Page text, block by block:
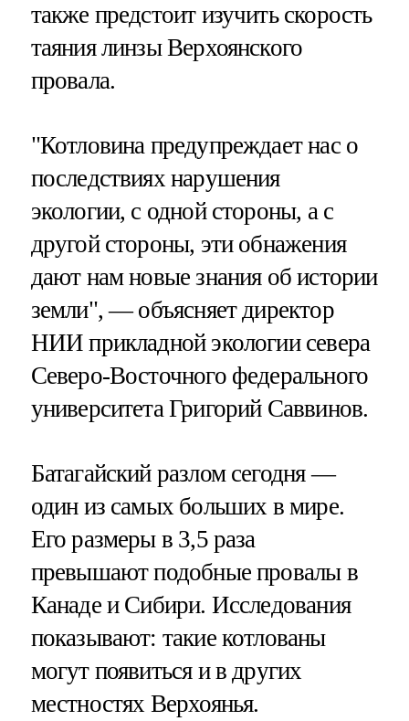
также предстоит изучить скорость
таяния линзы Верхоянского
провала.
"Котловина предупреждает нас о
последствиях нарушения
экологии, с одной стороны, а с
другой стороны, эти обнажения
дают нам новые знания об истории
земли", — объясняет директор
НИИ прикладной экологии севера
Северо-Восточного федерального
университета Григорий Саввинов.
Батагайский разлом сегодня —
один из самых больших в мире.
Его размеры в 3,5 раза
превышают подобные провалы в
Канаде и Сибири. Исследования
показывают: такие котлованы
могут появиться и в других
местностях Верхоянья.